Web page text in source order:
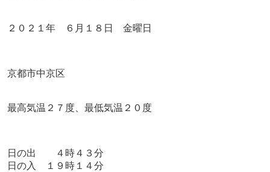
２０２１年 ６月１８日 金曜日
京都市中京区
最高気温２７度、最低気温２０度
日の出 ４時４３分
日の入 １９時１４分